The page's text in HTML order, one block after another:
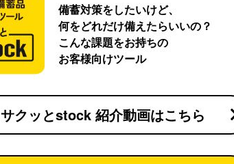
備蓄対策をしたいけど、
何をどれだけ備えたらいいの？
こんな課題をお持ちの
お客様向けツール
サクッとstock 紹介動画はこちら